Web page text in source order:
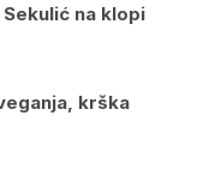
na klopi
krška